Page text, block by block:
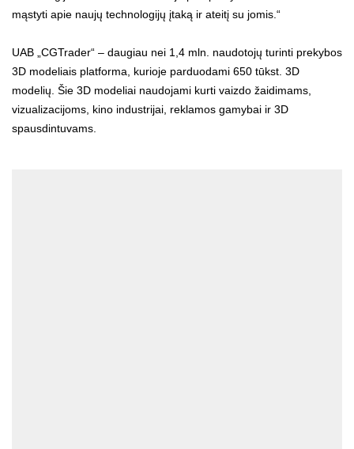
mąstyti apie naujų technologijų įtaką ir ateitį su jomis.“
UAB „CGTrader“ – daugiau nei 1,4 mln. naudotojų turinti prekybos
3D modeliais platforma, kurioje parduodami 650 tūkst. 3D
modelių. Šie 3D modeliai naudojami kurti vaizdo žaidimams,
vizualizacijoms, kino industrijai, reklamos gamybai ir 3D
spausdintuvams.